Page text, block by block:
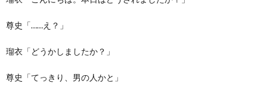
尊史「……え？」
瑠衣「どうかしましたか？」
尊史「てっきり、男の人かと」